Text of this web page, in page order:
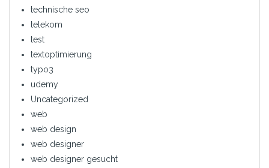
technische seo
telekom
test
textoptimierung
typo3
udemy
Uncategorized
web
web design
web designer
web designer gesucht